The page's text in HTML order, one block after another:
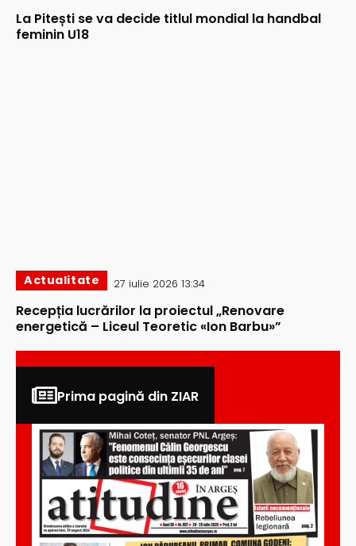
La Pitești se va decide titlul mondial la handbal
feminin U18
Actualitate 27 iulie 2026 13:34
Recepția lucrărilor la proiectul „Renovare
energetică – Liceul Teoretic «Ion Barbu»”
Prima pagină din ZIAR